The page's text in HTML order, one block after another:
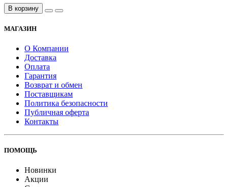
В корзину
МАГАЗИН
О Компании
Доставка
Оплата
Гарантия
Возврат и обмен
Поставщикам
Политика безопасности
Публичная оферта
Контакты
ПОМОЩЬ
Новинки
Акции